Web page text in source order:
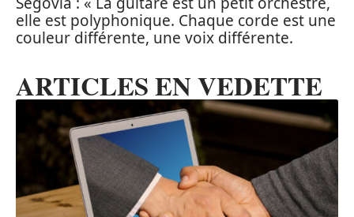
elle est polyphonique. Chaque corde est une
couleur différente, une voix différente.
ARTICLES EN VEDETTE